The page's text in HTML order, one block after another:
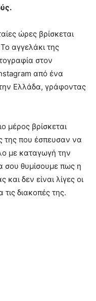
ώρες βρίσκεται
αγγελάκι της
στον
από ένα
Ελλάδα, γράφοντας
μέρος βρίσκεται
της που έσπευσαν να
με καταγωγή την
σου θυμίσουμε πως η
δεν είναι λίγες οι
τις διακοπές της.